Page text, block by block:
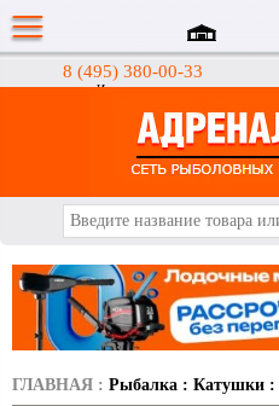
8 (495) 380-00-33
Интернет-магазин
ГЛАВНАЯ : Рыбалка : Катушки :